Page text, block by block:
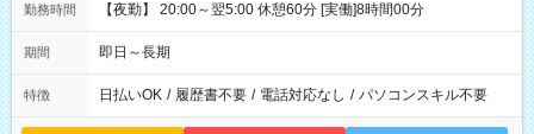
勤務時間 【夜勤】 20:00～翌5:00 休憩60分 [実働]8時間00分
期間 即日～長期
特徴 日払いOK / 履歴書不要 / 電話対応なし / パソコンスキル不要